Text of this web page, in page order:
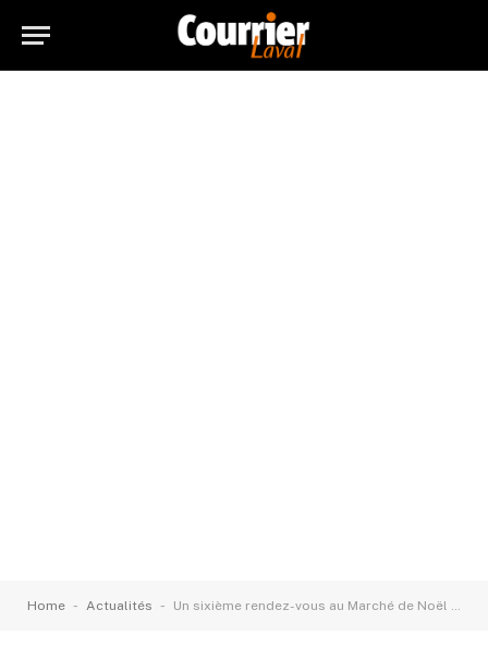
Home - Actualités - Un sixième rendez-vous au Marché de Noël de Laval